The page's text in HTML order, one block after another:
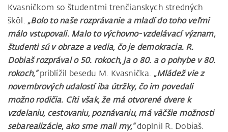
Kvasničkom so študentmi trenčianskych stredných
škôl. „Bolo to naše rozprávanie a mladí do toho veľmi
málo vstupovali. Malo to výchovno-vzdelávací význam,
študenti sú v obraze a vedia, čo je demokracia. R.
Dobiaš rozprával o 50. rokoch, ja o 80. a o pohybe v 80.
rokoch,“priblížil besedu M. Kvasnička. „Mládež vie z
novembrových udalostí iba útržky, čo im povedali
možno rodičia. Cíti však, že má otvorené dvere k
vzdelaniu, cestovaniu, poznávaniu, má väčšie možnosti
sebarealizácie, ako sme mali my,“doplnil R. Dobiaš.